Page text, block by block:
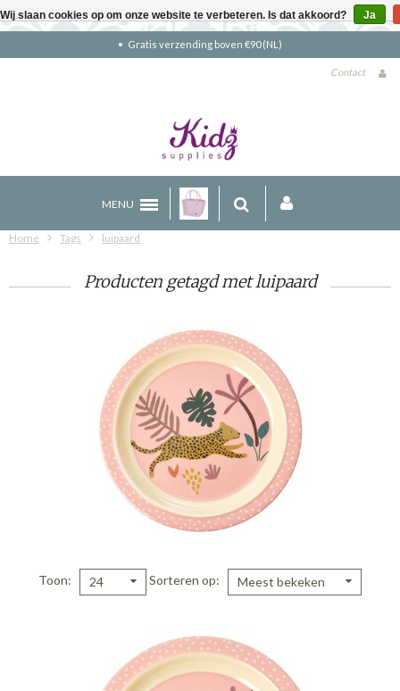
Gratis verzending boven €90 (NL)
Contact
MENU
Home Tags luipaard
Producten getagd met luipaard
Toon 24 Sorteren op Meest bekeken
Wij slaan cookies op om onze website te verbeteren. Is dat akkoord? Ja